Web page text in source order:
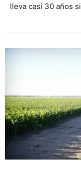
lleva casi 30 años